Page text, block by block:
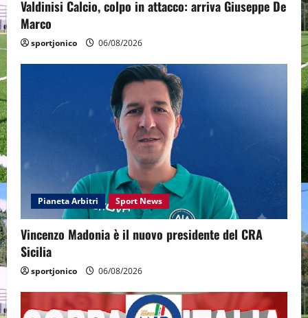
Valdinisi Calcio, colpo in attacco: arriva Giuseppe De
Marco
sportjonico 06/08/2026
Pianeta Arbitri Sport News
Vincenzo Madonia è il nuovo presidente del CRA
Sicilia
sportjonico 06/08/2026